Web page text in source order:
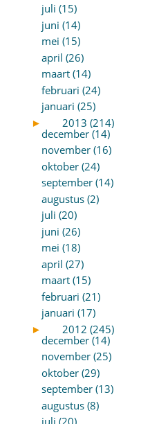
juli (15)
juni (14)
mei (15)
april (26)
maart (14)
februari (24)
januari (25)
►
2013 (214)
december (14)
november (16)
oktober (24)
september (14)
augustus (2)
juli (20)
juni (26)
mei (18)
april (27)
maart (15)
februari (21)
januari (17)
►
2012 (245)
december (14)
november (25)
oktober (29)
september (13)
augustus (8)